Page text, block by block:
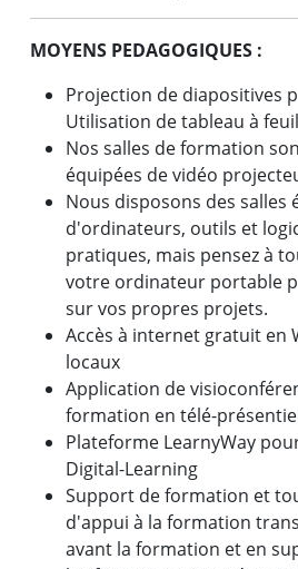
MOYENS PEDAGOGIQUES :
Projection de diapositives
Utilisation de tableau à
Nos salles de formation
équipées de vidéo
Nous disposons des salles
d'ordinateurs, outils et
pratiques, mais pensez à
votre ordinateur portable
sur vos propres projets.
Accès à internet gratuit en
locaux
Application de
formation en télé-
Plateforme LearnyWay
Digital-Learning
Support de formation et
d'appui à la formation
avant la formation et en